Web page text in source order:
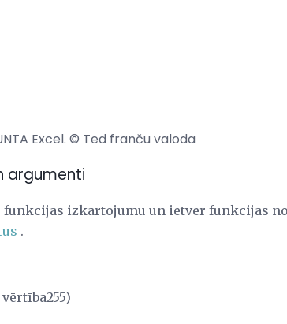
Excel. © Ted franču valoda
argumenti
izkārtojumu un ietver funkcijas
.
vērtība255)